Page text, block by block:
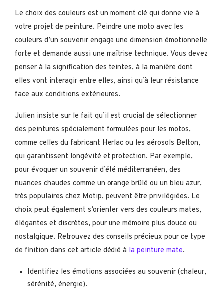
Le choix des couleurs est un moment clé qui donne vie à
votre projet de peinture. Peindre une moto avec les
couleurs d’un souvenir engage une dimension émotionnelle
forte et demande aussi une maîtrise technique. Vous devez
penser à la signification des teintes, à la manière dont
elles vont interagir entre elles, ainsi qu’à leur résistance
face aux conditions extérieures.
Julien insiste sur le fait qu’il est crucial de sélectionner
des peintures spécialement formulées pour les motos,
comme celles du fabricant Herlac ou les aérosols Belton,
qui garantissent longévité et protection. Par exemple,
pour évoquer un souvenir d’été méditerranéen, des
nuances chaudes comme un orange brûlé ou un bleu azur,
très populaires chez Motip, peuvent être privilégiées. Le
choix peut également s’orienter vers des couleurs mates,
élégantes et discrètes, pour une mémoire plus douce ou
nostalgique. Retrouvez des conseils précieux pour ce type
de finition dans cet article dédié à la peinture mate.
Identifiez les émotions associées au souvenir (chaleur,
sérénité, énergie).